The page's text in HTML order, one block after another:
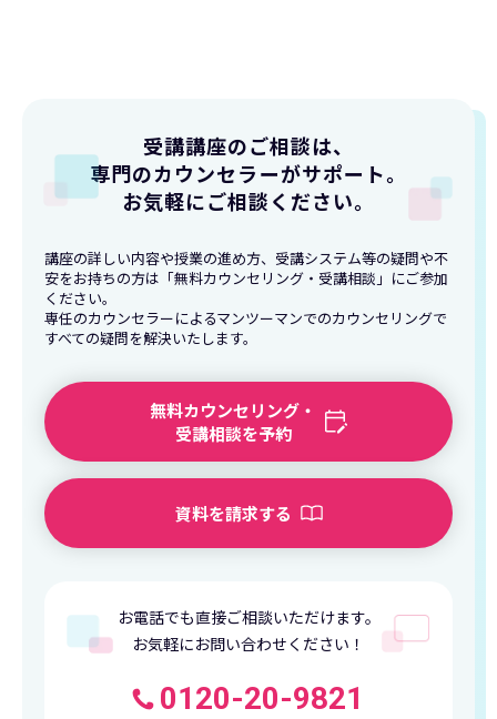
受講講座のご相談は、
専門のカウンセラーがサポート。
お気軽にご相談ください。
講座の詳しい内容や授業の進め方、受講システム等の疑問や不
安をお持ちの方は「無料カウンセリング・受講相談」にご参加
ください。
専任のカウンセラーによるマンツーマンでのカウンセリングで
すべての疑問を解決いたします。
無料カウンセリング・
受講相談を予約
資料を請求する
お電話でも直接ご相談いただけます。
お気軽にお問い合わせください！
0120-20-9821